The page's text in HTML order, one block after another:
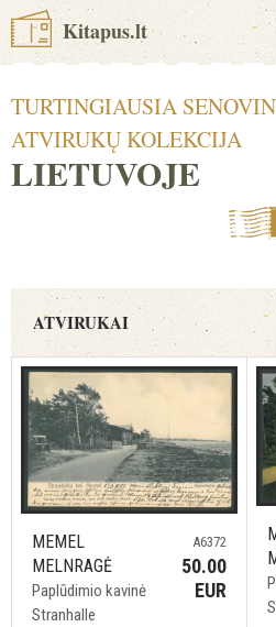
Kitapus.lt
TURTINGIAUSIA
ATVIRUKŲ KOLEKCIJA
LIETUVOJE
ATVIRUKAI
MEMEL
MELNRAGĖ
Paplūdimio kavinė
Stranhalle
A6372
50.00
EUR